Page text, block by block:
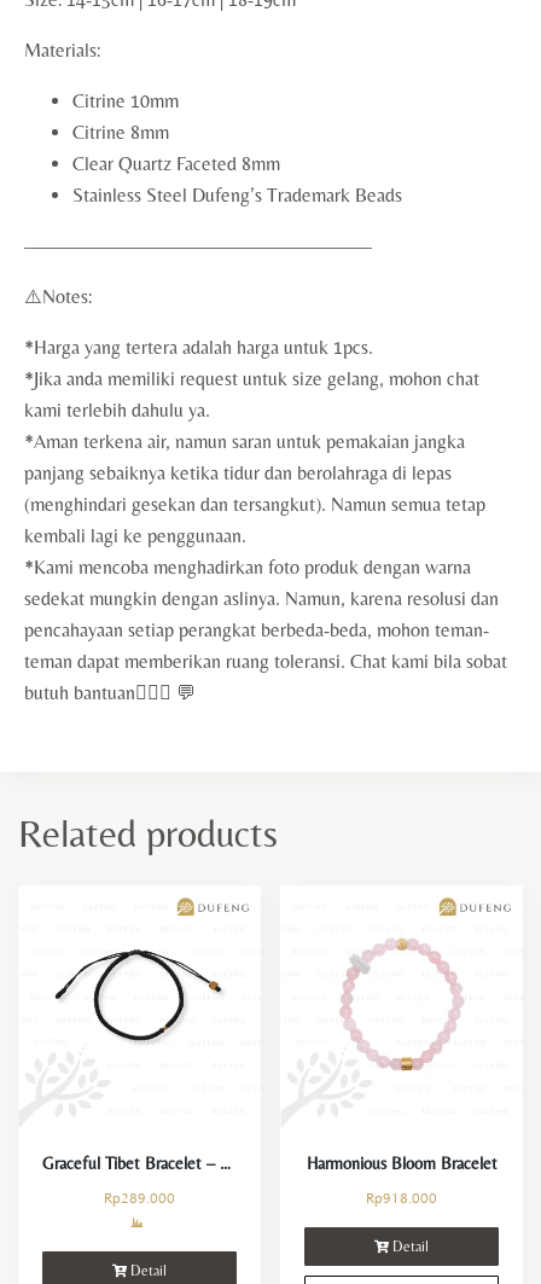
Materials:
Citrine 10mm
Citrine 8mm
Clear Quartz Faceted 8mm
Stainless Steel Dufeng’s Trademark Beads
——————————————————
⚠️Notes:
*Harga yang tertera adalah harga untuk 1pcs.
*Jika anda memiliki request untuk size gelang, mohon chat
kami terlebih dahulu ya.
*Aman terkena air, namun saran untuk pemakaian jangka
panjang sebaiknya ketika tidur dan berolahraga di lepas
(menghindari gesekan dan tersangkut). Namun semua tetap
kembali lagi ke penggunaan.
*Kami mencoba menghadirkan foto produk dengan warna
sedekat mungkin dengan aslinya. Namun, karena resolusi dan
pencahayaan setiap perangkat berbeda-beda, mohon teman-
teman dapat memberikan ruang toleransi. Chat kami bila sobat
butuh bantuan🙇🏻‍♀️ 💬
Related products
Graceful Tibet Bracelet – Black
Rp289.000
Detail
Harmonious Bloom Bracelet
Rp918.000
Detail